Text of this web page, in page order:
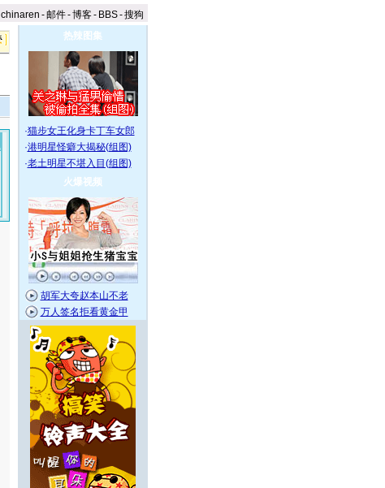
chinaren -邮件-博客- BBS-搜狗
热辣图集
·猫步女王化身卡丁车女郎
·港明星怪癖大揭秘(组图)
·老土明星不堪入目(组图)
火爆视频
胡军大夸赵本山不老
万人签名拒看黄金甲